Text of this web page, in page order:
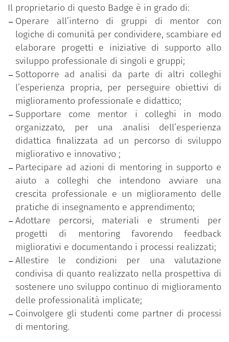
pratiche professionali innovative e facilitano il
processo di affiliazione organizzativa. L’adesione
avviene attraverso una call di ateneo che seleziona
gli aspiranti in base al possesso di titoli formativi e
alla realizzazione di progetti didattici innovativi e di
qualità.
Il percorso progettuale richiede ai partecipanti un
impegno attivo su quattro fasi fra loro strettamente
interconnesse:
una fase di formazione iniziale sulle tematiche
del mentoring con interventi d’aula e workshop
volti a sensibilizzare e preparare i partecipanti
all’azione di supporto dei pari e di
accompagnamento allo sviluppo;
una fase sperimentazione attiva nella quale da
un lato si pratica sul campo il ruolo di mentor
e mentee per una corretta interpretazione
delle dinamiche relazionali e dei processi di
accompagnamento e supporto, dall’altro lato si
valida l’impiego degli strumenti del mentoring
(accordo etico, peer-observation, relazione fra
pari, coinvolgimento degli studenti, utilizzo di
procedure e dispositivi di analisi, …);
una fase di supervisione come spazio di
rielaborazione personale e di gruppo utile per
Il proprietario di questo Badge è in grado di:
Operare all’interno di gruppi di mentor con
logiche di comunità per condividere, scambiare ed
elaborare progetti e iniziative di supporto allo
sviluppo professionale di singoli e gruppi;
Sottoporre ad analisi da parte di altri colleghi
l’esperienza propria, per perseguire obiettivi di
miglioramento professionale e didattico;
Supportare come mentor i colleghi in modo
organizzato, per una analisi dell’esperienza
didattica finalizzata ad un percorso di sviluppo
migliorativo e innovativo ;
Partecipare ad azioni di mentoring in supporto e
aiuto a colleghi che intendono avviare una
crescita professionale e un miglioramento delle
pratiche di insegnamento e apprendimento;
Adottare percorsi, materiali e strumenti per
progetti di mentoring favorendo feedback
migliorativi e documentando i processi realizzati;
Allestire le condizioni per una valutazione
condivisa di quanto realizzato nella prospettiva di
sostenere uno sviluppo continuo di miglioramento
delle professionalità implicate;
Coinvolgere gli studenti come partner di processi
di mentoring.